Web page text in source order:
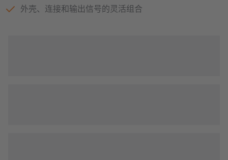
外壳、连接和输出信号的灵活组合